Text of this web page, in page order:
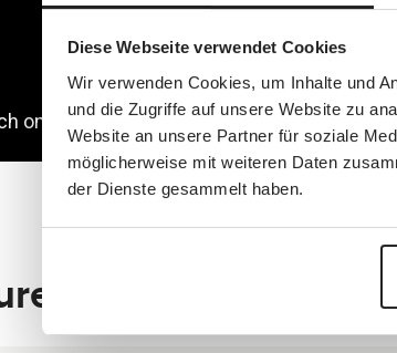
Diese Webseite verwendet Cookies
Wir verwenden Cookies, um Inhalte und
und die Zugriffe auf unsere Website zu
Website an unsere Partner für soziale
möglicherweise mit weiteren Daten
der Dienste gesammelt haben.
entdecken